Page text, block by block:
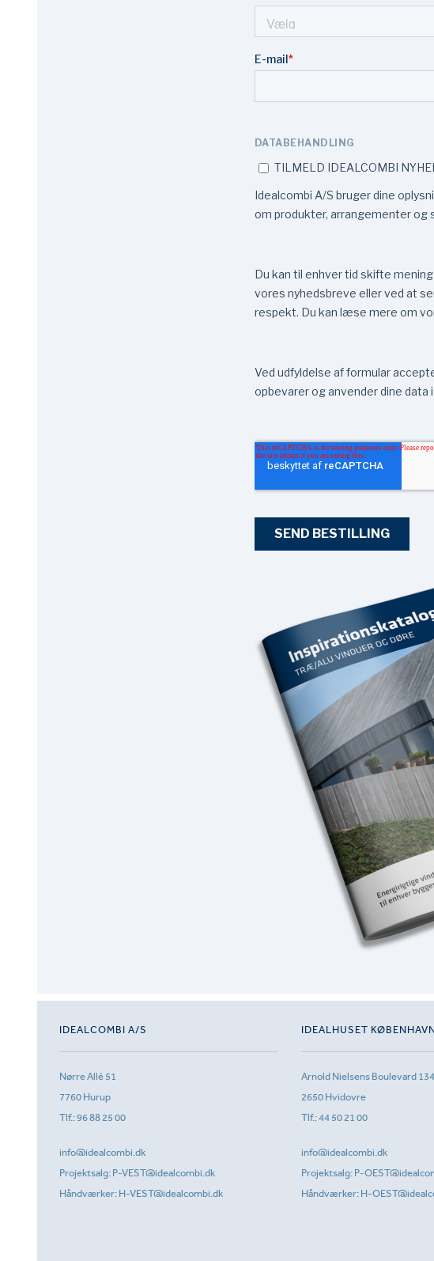
IDEALCOMBI A/S
Nørre Allé 51
7760 Hurup
Tlf.:96 88 25 00
info@idealcombi.dk
Projektsalg: P-VEST@idealcombi.dk
Håndværker: H-VEST@idealcombi.dk
IDEALHUSET
Arnold Nielsens Boulevard 134
2650 Hvidovre
Tlf.:44 50 21 00
info@idealcombi.dk
Projektsalg: P-
Håndværker: H-